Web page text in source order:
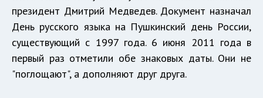
президент Дмитрий Медведев. Документ назначал
День русского языка на Пушкинский день России,
существующий с 1997 года. 6 июня 2011 года в
первый раз отметили обе знаковых даты. Они не
"поглощают", а дополняют друг друга.